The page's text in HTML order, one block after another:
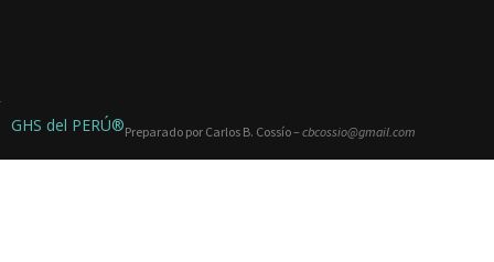
GHS del PERÚ®Preparado por Carlos B. Cossío – cbcossio@gmail.com